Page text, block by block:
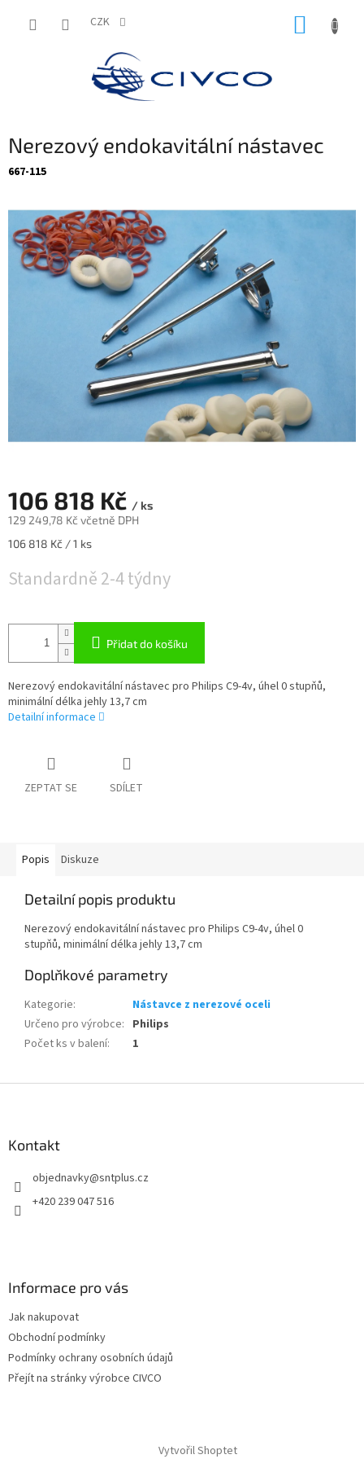
CZK
Nerezový endokavitální nástavec
667-115
106 818 Kč / ks
129 249,78 Kč včetně DPH
Měrná
106 818 Kč / 1 ks
Standardně 2-4 týdny
Přidat do košíku
Nerezový endokavitální nástavec pro Philips C9-4v, úhel 0 stupňů,
minimální délka jehly 13,7 cm
Detailní informace
ZEPTAT SE SDÍLET
Popis Diskuze
Detailní popis produktu
Nerezový endokavitální nástavec pro Philips C9-4v, úhel 0
stupňů, minimální délka jehly 13,7 cm
Doplňkové parametry
Kategorie:
Nástavce z nerezové oceli
Určeno pro výrobce: Philips
Počet ks v balení: 1
Kontakt
objednavky@sntplus.cz
+420 239 047 516
Informace pro vás
Jak nakupovat
Obchodní podmínky
Podmínky ochrany osobních údajů
Přejít na stránky výrobce CIVCO
Vytvořil Shoptet